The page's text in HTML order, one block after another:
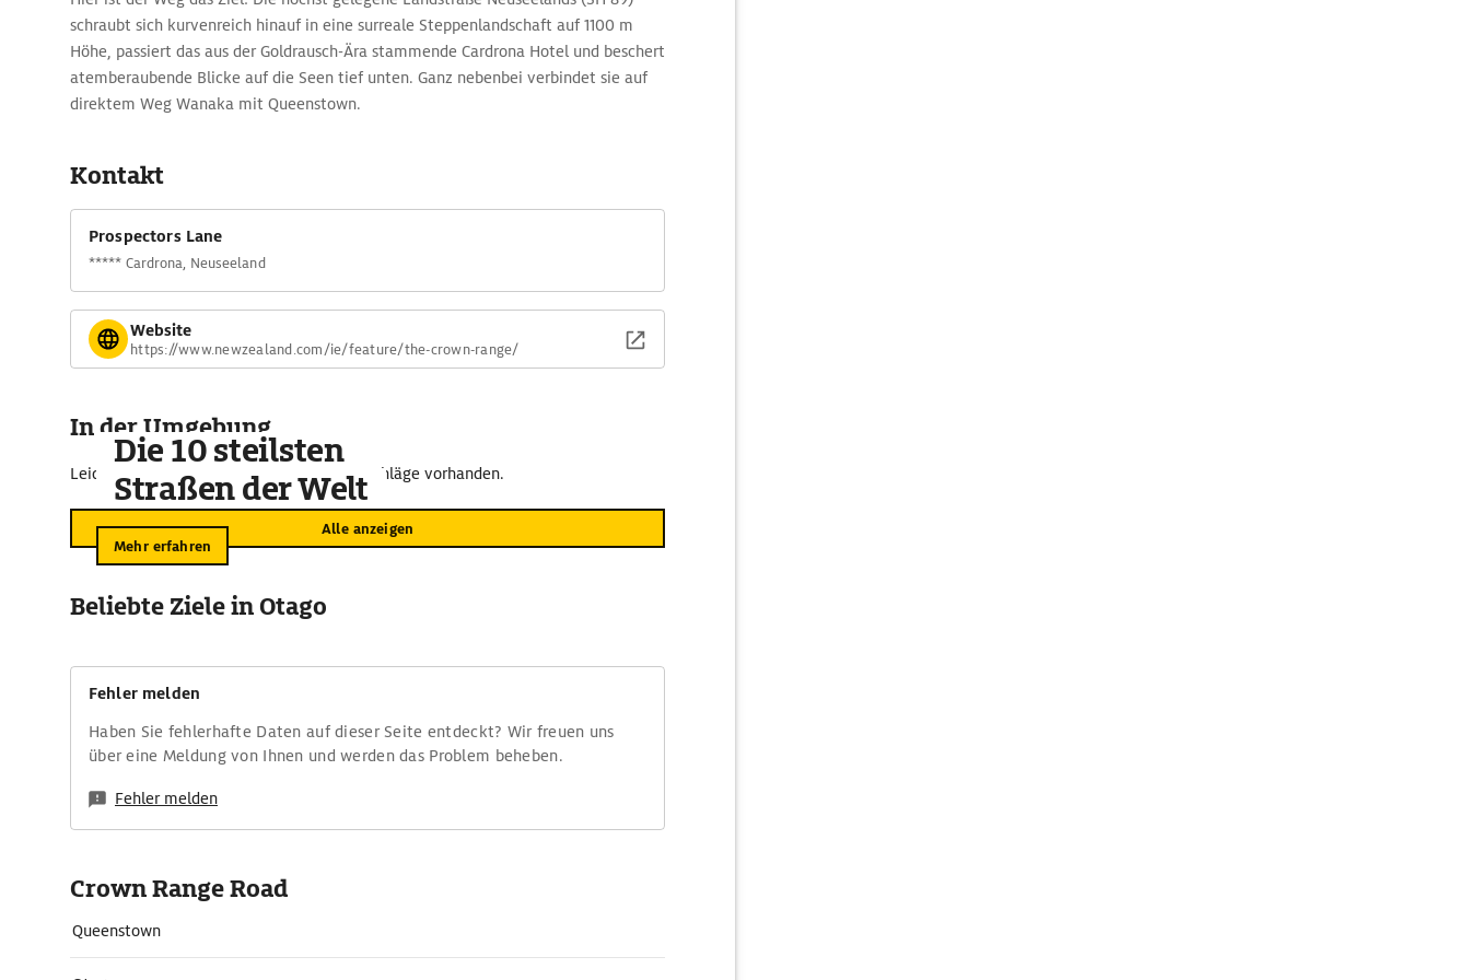
schraubt sich kurvenreich hinauf in eine surreale Steppenlandschaft auf 1100 m
Höhe, passiert das aus der Goldrausch-Ära stammende Cardrona Hotel und beschert
atemberaubende Blicke auf die Seen tief unten. Ganz nebenbei verbindet sie auf
direktem Weg Wanaka mit Queenstown.
Kontakt
Prospectors Lane
***** Cardrona, Neuseeland
Website
https://www.newzealand.com/ie/feature/the-crown-range/
In der Umgebung
Leider sind im näheren Umkreis keine Vorschläge vorhanden.
Alle anzeigen
Die 10 steilsten
Straßen der Welt
Mehr erfahren
Beliebte Ziele in Otago
Fehler melden
Haben Sie fehlerhafte Daten auf dieser Seite entdeckt? Wir freuen uns
über eine Meldung von Ihnen und werden das Problem beheben.
Fehler melden
Crown Range Road
Queenstown